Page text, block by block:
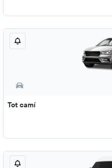
Tot camí